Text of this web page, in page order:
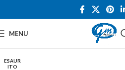
MENU
ESAUR
ITO